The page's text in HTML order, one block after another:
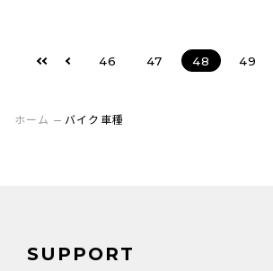
46 47 48 49
ホーム バイク車種
SUPPORT